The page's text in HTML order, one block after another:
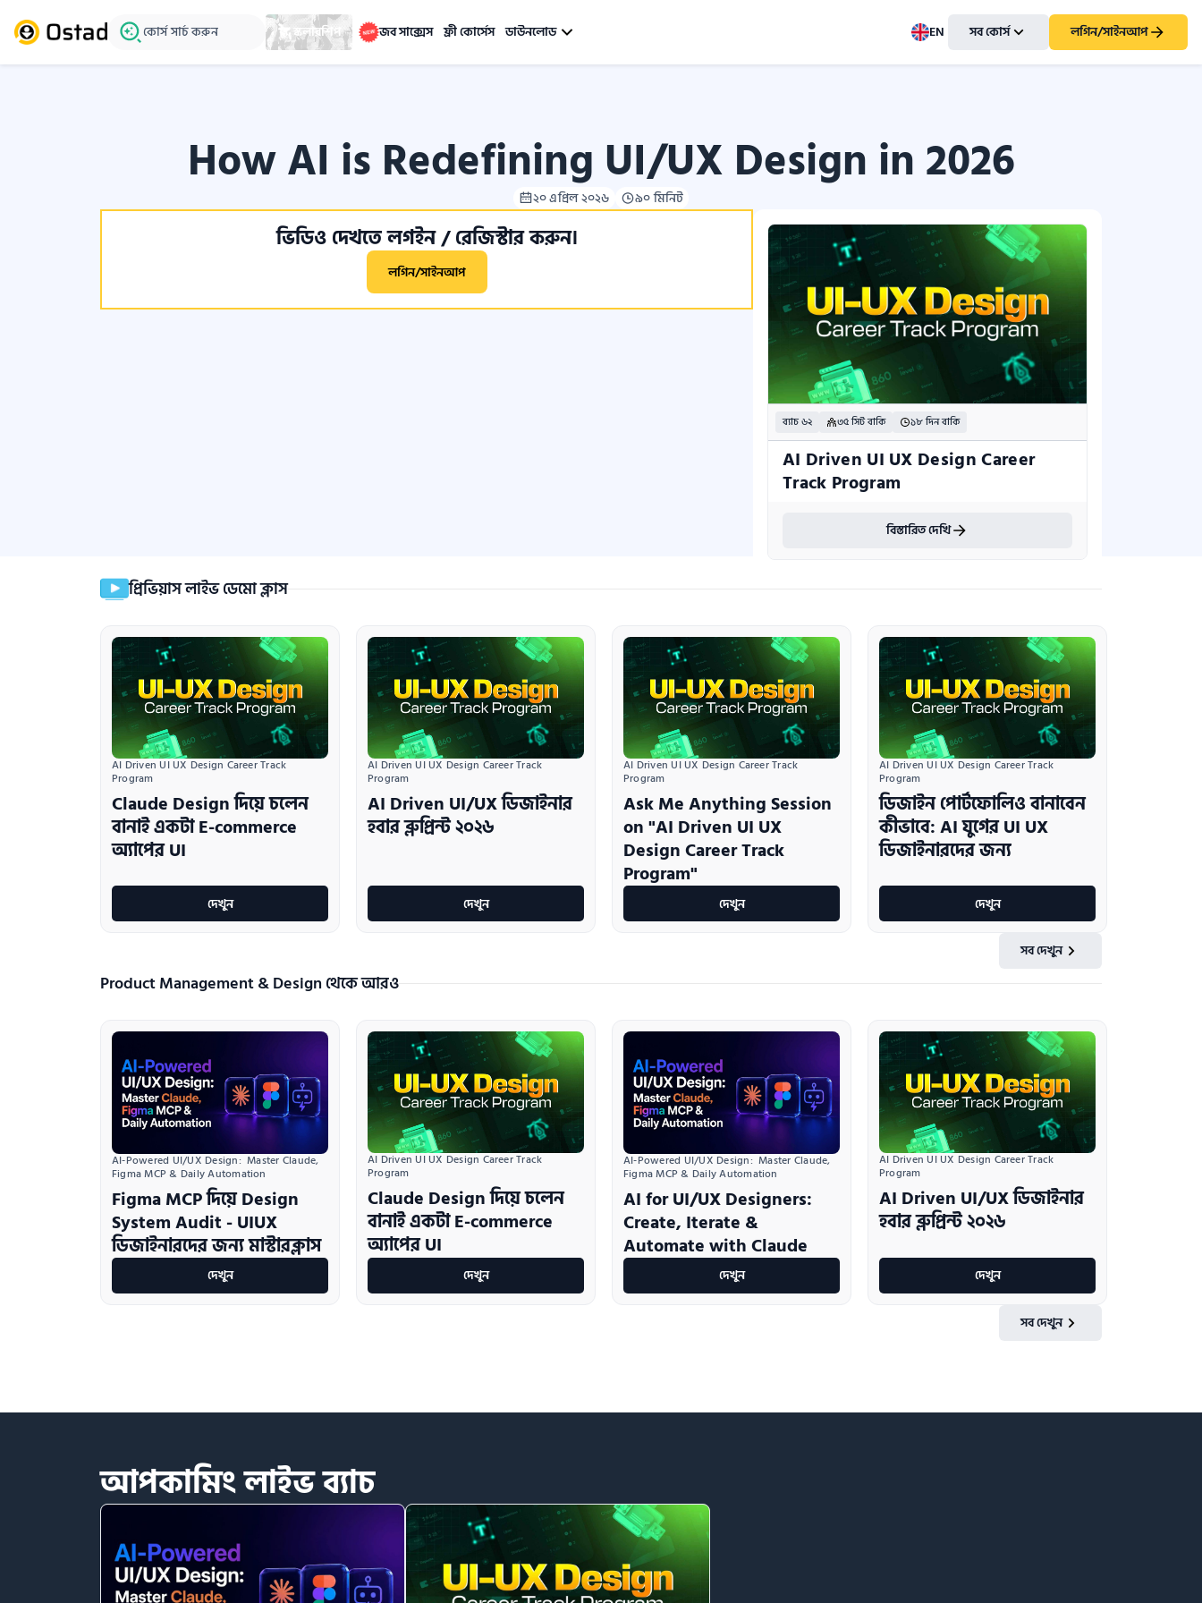
কোর্স সার্চ করুন স্কলারশিপ জব সাক্সেস ফ্রী কোর্সেস ডাউনলোড EN সব কোর্স লগিন/সাইনআপ
How AI is Redefining UI/UX Design in 2026
২০ এপ্রিল ২০২৬ ৯০ মিনিট
ভিডিও দেখতে লগইন / রেজিস্টার করুন।
লগিন/সাইনআপ
ব্যাচ ৬২ ৩৫ সিট বাকি ১৮ দিন বাকি
AI Driven UI UX Design Career
Track Program
বিস্তারিত দেখি
প্রিভিয়াস লাইভ ডেমো ক্লাস
AI Driven UI UX Design Career Track
Program
Claude Design দিয়ে চলেন
বানাই একটা E-commerce
অ্যাপের UI
দেখুন
AI Driven UI UX Design Career Track
Program
AI Driven UI/UX ডিজাইনার
হবার ব্লুপ্রিন্ট ২০২৬
দেখুন
AI Driven UI UX Design Career Track
Program
Ask Me Anything Session
on "AI Driven UI UX
Design Career Track
Program"
দেখুন
AI Driven UI UX Design Career Track
Program
ডিজাইন পোর্টফোলিও বানাবেন
কীভাবে: AI যুগের UI UX
ডিজাইনারদের জন্য
দেখুন
সব দেখুন
Product Management & Design থেকে আরও
AI-Powered UI/UX Design:  Master Claude,
Figma MCP & Daily Automation
Figma MCP দিয়ে Design
System Audit - UIUX
ডিজাইনারদের জন্য মাস্টারক্লাস
দেখুন
AI Driven UI UX Design Career Track
Program
Claude Design দিয়ে চলেন
বানাই একটা E-commerce
অ্যাপের UI
দেখুন
AI-Powered UI/UX Design:  Master Claude,
Figma MCP & Daily Automation
AI for UI/UX Designers:
Create, Iterate &
Automate with Claude
দেখুন
AI Driven UI UX Design Career Track
Program
AI Driven UI/UX ডিজাইনার
হবার ব্লুপ্রিন্ট ২০২৬
দেখুন
সব দেখুন
আপকামিংলাইভব্যাচ